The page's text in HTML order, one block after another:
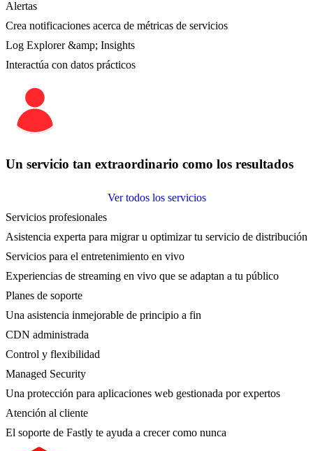
Alertas
Crea notificaciones acerca de métricas de servicios
Log Explorer &amp; Insights
Interactúa con datos prácticos
Un servicio tan extraordinario como los resultados
Ver todos los servicios
Servicios profesionales
Asistencia experta para migrar u optimizar tu servicio de distribución
Servicios para el entretenimiento en vivo
Experiencias de streaming en vivo que se adaptan a tu público
Planes de soporte
Una asistencia inmejorable de principio a fin
CDN administrada
Control y flexibilidad
Managed Security
Una protección para aplicaciones web gestionada por expertos
Atención al cliente
El soporte de Fastly te ayuda a crecer como nunca